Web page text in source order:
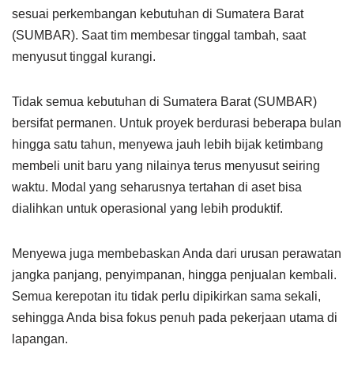
sesuai perkembangan kebutuhan di Sumatera Barat
(SUMBAR). Saat tim membesar tinggal tambah, saat
menyusut tinggal kurangi.
Tidak semua kebutuhan di Sumatera Barat (SUMBAR)
bersifat permanen. Untuk proyek berdurasi beberapa bulan
hingga satu tahun, menyewa jauh lebih bijak ketimbang
membeli unit baru yang nilainya terus menyusut seiring
waktu. Modal yang seharusnya tertahan di aset bisa
dialihkan untuk operasional yang lebih produktif.
Menyewa juga membebaskan Anda dari urusan perawatan
jangka panjang, penyimpanan, hingga penjualan kembali.
Semua kerepotan itu tidak perlu dipikirkan sama sekali,
sehingga Anda bisa fokus penuh pada pekerjaan utama di
lapangan.